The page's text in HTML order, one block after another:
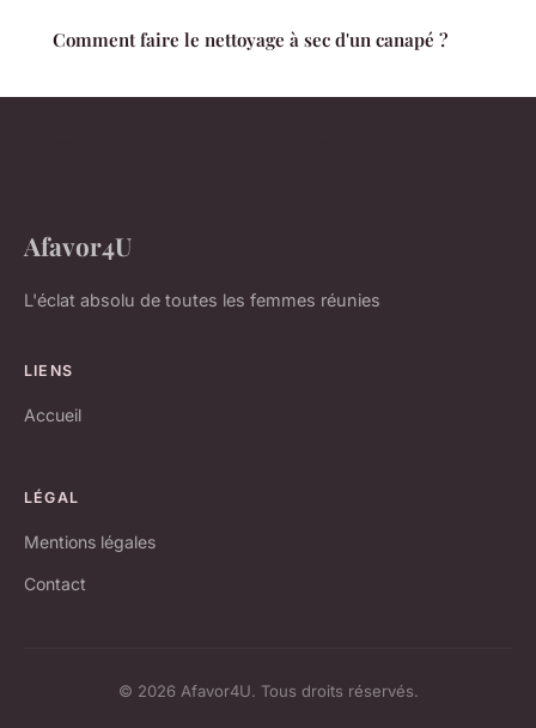
Comment faire le nettoyage à sec d'un canapé ?
Afavor4U
L'éclat absolu de toutes les femmes réunies
LIENS
Accueil
LÉGAL
Mentions légales
Contact
© 2026 Afavor4U. Tous droits réservés.